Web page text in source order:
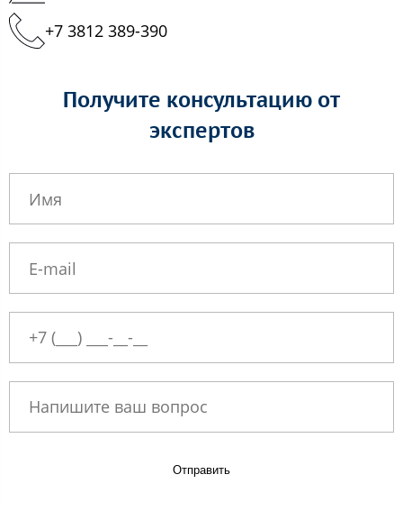
+7 3812 389-390
Получите консультацию от
экспертов
Отправить